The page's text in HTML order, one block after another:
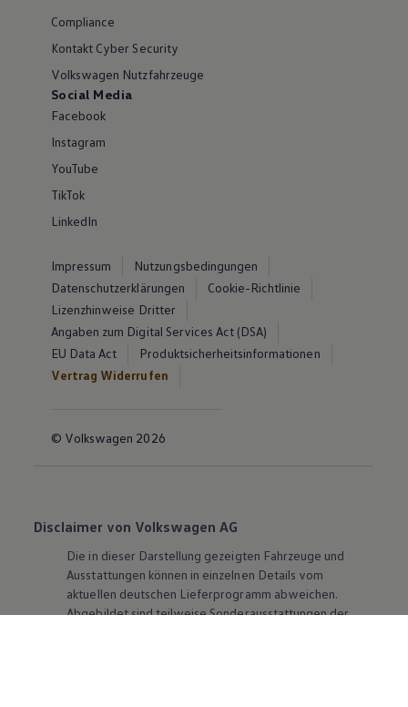
Compliance
Kontakt Cyber Security
Volkswagen Nutzfahrzeuge
Social Media
Facebook
Instagram
YouTube
TikTok
LinkedIn
Impressum
Nutzungsbedingungen
Datenschutzerklärungen
Cookie-Richtlinie
Lizenzhinweise Dritter
Angaben zum Digital Services Act (DSA)
EU Data Act
Produktsicherheitsinformationen
Vertrag Widerrufen
© Volkswagen 2026
Disclaimer von Volkswagen AG
Die in dieser Darstellung gezeigten Fahrzeuge und
Ausstattungen können in einzelnen Details vom
aktuellen deutschen Lieferprogramm abweichen.
Abgebildet sind teilweise Sonderausstattungen der